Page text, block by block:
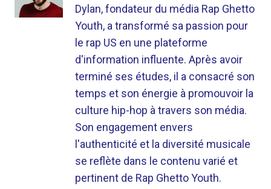
Dylan, fondateur du média Rap Ghetto
Youth, a transformé sa passion pour
le rap US en une plateforme
d'information influente. Après avoir
terminé ses études, il a consacré son
temps et son énergie à promouvoir la
culture hip-hop à travers son média.
Son engagement envers
l'authenticité et la diversité musicale
se reflète dans le contenu varié et
pertinent de Rap Ghetto Youth.